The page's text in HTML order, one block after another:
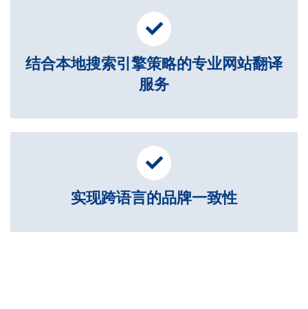
结合本地搜索引擎策略的专业网站翻译
服务
实现跨语言的品牌一致性